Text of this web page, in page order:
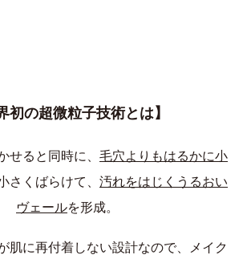
初の超微粒子技術とは】
せると同時に、 毛穴よりもはるかに小
さくばらけて、 汚れをはじくうるおい
ヴェールを形成。
肌に再付着しない設計なので、メイク